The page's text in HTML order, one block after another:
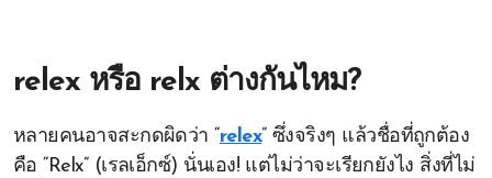
relex หรือ relx ต่างกันไหม?
หลายคนอาจสะกดผิดว่า “relex” ซึ่งจริงๆ แล้วชื่อที่ถูกต้อง
คือ “Relx” (เรลเอ็กซ์) นั่นเอง! แต่ไม่ว่าจะเรียกยังไง สิ่งที่ไม่